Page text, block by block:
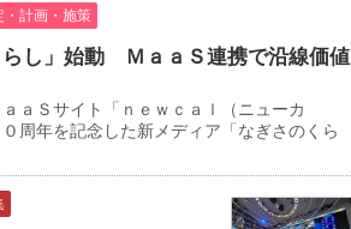
・計画・施策
し」始動 ＭａａＳ連携で沿線価値
ａＳサイト「ｎｅｗｃａｌ（ニューカ
周年を記念した新メディア「なぎさのくら